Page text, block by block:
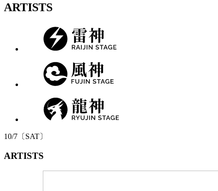
ARTISTS
10/7 〔 SAT〕
ARTISTS